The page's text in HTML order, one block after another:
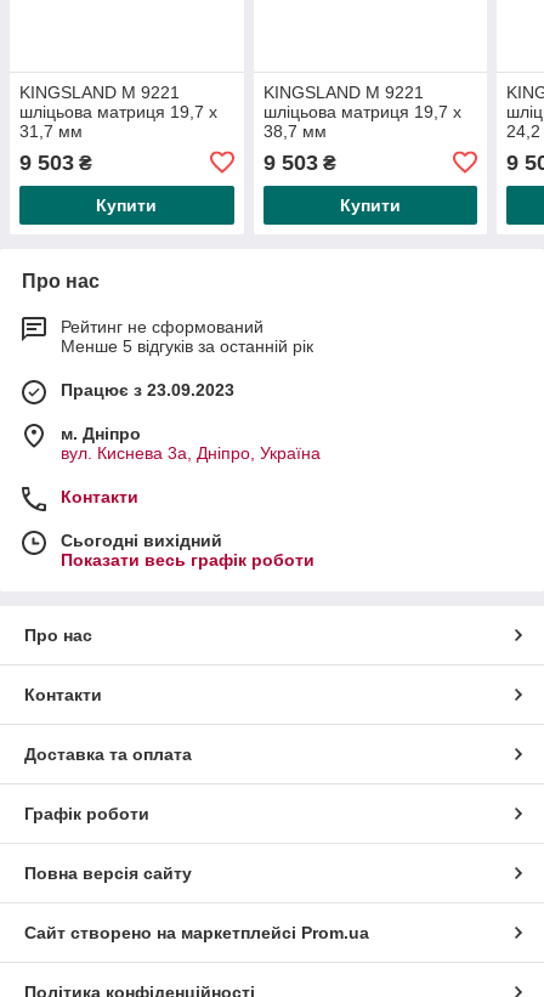
KINGSLAND M 9221
шліцьова матриця 19,7 x
31,7 мм
9 503 ₴
Купити
KINGSLAND M 9221
шліцьова матриця 19,7 x
38,7 мм
9 503₴
Купити
9
Про нас
Рейтинг не сформований
Менше 5 відгуків за останній рік
Працює з 23.09.2023
м. Дніпро
вул. Киснева 3а, Дніпро, Україна
Контакти
Сьогодні вихідний
Показати весь графік роботи
Про нас
Контакти
Доставка та оплата
Графік роботи
Повна версія сайту
Сайт створено на маркетплейсі Prom.ua
Політика конфіденційності